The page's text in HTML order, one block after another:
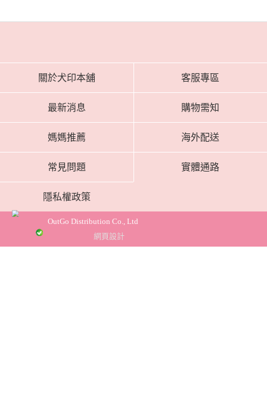
關於犬印本舖 客服專區
最新消息 購物需知
媽媽推薦 海外配送
常見問題 實體通路
隱私權政策
OutGo Distribution Co., Ltd
網頁設計